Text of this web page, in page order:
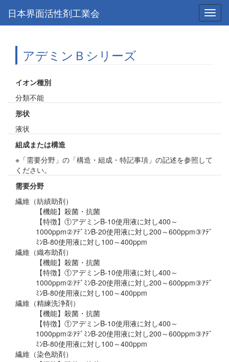
日本界面活性剤工業会
アデミンＢシリーズ
イオン種別
分類不能
形状
液状
組成または構造
※「需要分野」の「構造・組成・特記事項」の記述を参照して
ください。
需要分野
繊維（紡績助剤）
【機能】殺菌・抗菌
【特徴】①アデミンB-10使用液に対し400～
1000ppm②ｱﾃﾞﾐﾝB-20使用液に対し200～600ppm③ｱﾃﾞ
ﾐﾝB-80使用液に対し100～400ppm
繊維（織布助剤）
【機能】殺菌・抗菌
【特徴】①アデミンB-10使用液に対し400～
1000ppm②ｱﾃﾞﾐﾝB-20使用液に対し200～600ppm③ｱﾃﾞ
ﾐﾝB-80使用液に対し100～400ppm
繊維（精練洗浄剤）
【機能】殺菌・抗菌
【特徴】①アデミンB-10使用液に対し400～
1000ppm②ｱﾃﾞﾐﾝB-20使用液に対し200～600ppm③ｱﾃﾞ
ﾐﾝB-80使用液に対し100～400ppm
繊維（染色助剤）